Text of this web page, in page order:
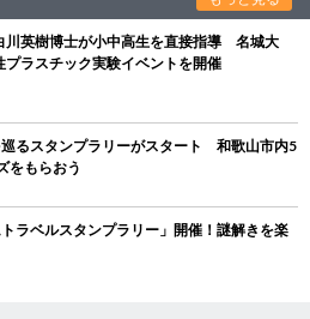
川英樹博士が小中高生を直接指導 名城大
プラスチック実験イベントを開催
るスタンプラリーがスタート 和歌山市内5
をもらおう
ラベルスタンプラリー」開催！謎解きを楽